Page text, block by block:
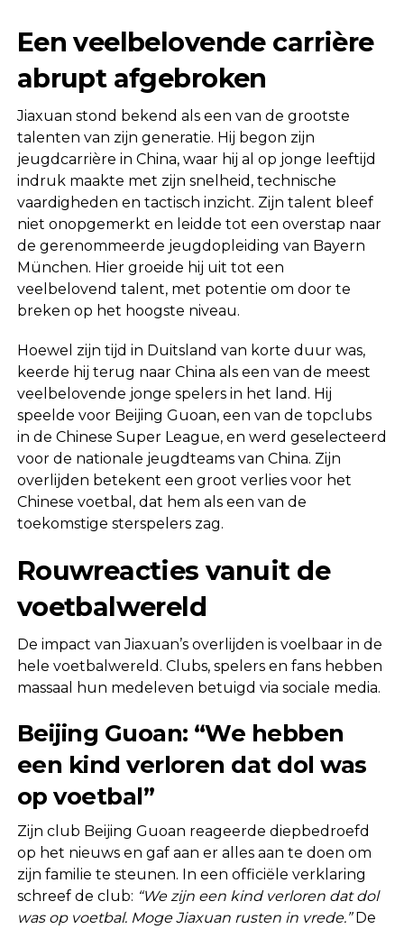
Een veelbelovende carrière
abrupt afgebroken
Jiaxuan stond bekend als een van de grootste
talenten van zijn generatie. Hij begon zijn
jeugdcarrière in China, waar hij al op jonge leeftijd
indruk maakte met zijn snelheid, technische
vaardigheden en tactisch inzicht. Zijn talent bleef
niet onopgemerkt en leidde tot een overstap naar
de gerenommeerde jeugdopleiding van Bayern
München. Hier groeide hij uit tot een
veelbelovend talent, met potentie om door te
breken op het hoogste niveau.
Hoewel zijn tijd in Duitsland van korte duur was,
keerde hij terug naar China als een van de meest
veelbelovende jonge spelers in het land. Hij
speelde voor Beijing Guoan, een van de topclubs
in de Chinese Super League, en werd geselecteerd
voor de nationale jeugdteams van China. Zijn
overlijden betekent een groot verlies voor het
Chinese voetbal, dat hem als een van de
toekomstige sterspelers zag.
Rouwreacties vanuit de
voetbalwereld
De impact van Jiaxuan’s overlijden is voelbaar in de
hele voetbalwereld. Clubs, spelers en fans hebben
massaal hun medeleven betuigd via sociale media.
Beijing Guoan: “We hebben
een kind verloren dat dol was
op voetbal”
Zijn club Beijing Guoan reageerde diepbedroefd
op het nieuws en gaf aan er alles aan te doen om
zijn familie te steunen. In een officiële verklaring
schreef de club: “We zijn een kind verloren dat dol
was op voetbal. Moge Jiaxuan rusten in vrede.”De